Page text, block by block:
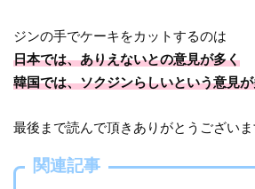
ジンの手でケーキをカットするのは
日本では、ありえないとの意見が多く
韓国では、ソクジンらしいという意見
最後まで読んで頂きありがとうございま
関連記事